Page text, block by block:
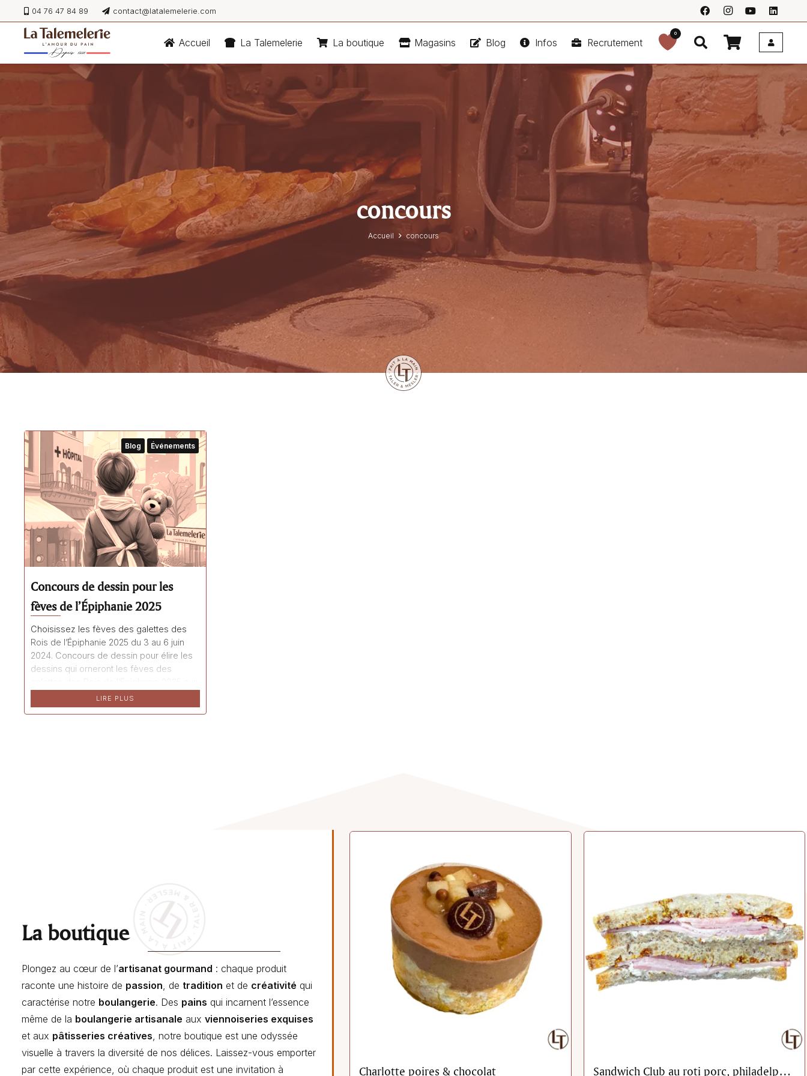
04 76 47 84 89 contact@latalemelerie.com
Accueil La Talemelerie La boutique Magasins Blog Infos Recrutement
0
concours
Accueil concours
Concours de dessin pour les
fèves de l’Épiphanie 2025
Choisissez les fèves des galettes des
Rois de l’Épiphanie 2025 du 3 au 6 juin
2024. Concours de dessin pour élire les
dessins qui orneront les fèves des
boulangeries pâtisseries La Talemelerie.
LIRE PLUS
Blog Événements
La boutique
Plongez au cœur de l’artisanat gourmand : chaque produit
raconte une histoire de passion , de tradition et de créativité qui
caractérise notre boulangerie. Des pains qui incarnent l’essence
même de la boulangerie artisanale aux viennoiseries exquises
et aux pâtisseries créatives , notre boutique est une odyssée
visuelle à travers la diversité de nos délices. Laissez-vous emporter
par cette expérience, où chaque produit est une invitation à
Fougasse Tartiflette Charlotte poires & chocolat Sandwich Club au roti porc, philadelphia et moutarde ancienne